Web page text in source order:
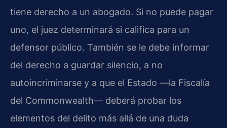
tiene derecho a un abogado. Si no puede pagar
uno, el juez determinará si califica para un
defensor público. También se le debe informar
del derecho a guardar silencio, a no
autoincriminarse y a que el Estado —la Fiscalía
del Commonwealth— deberá probar los
elementos del delito más allá de una duda